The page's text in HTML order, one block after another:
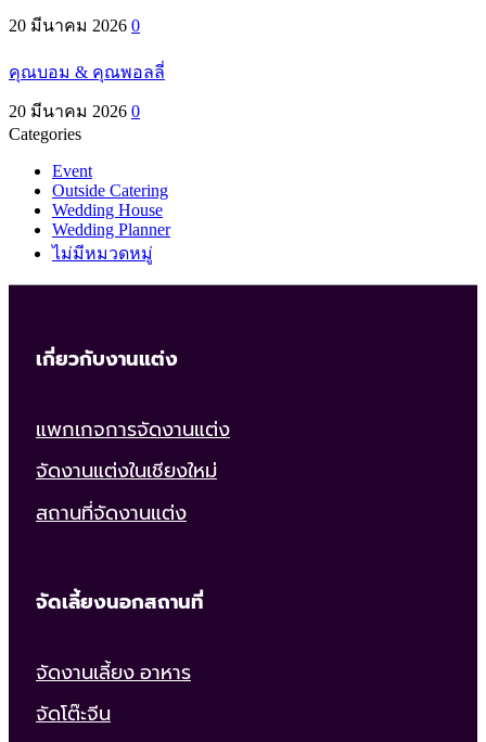
20 มีนาคม 2026 0
คุณบอม & คุณพอลลี่
20 มีนาคม 2026 0
Categories
Event
Outside Catering
Wedding House
Wedding Planner
ไม่มีหมวดหมู่
เกี่ยวกับงานแต่ง
แพกเกจการจัดงานแต่ง
จัดงานแต่งในเชียงใหม่
สถานที่จัดงานแต่ง
จัดเลี้ยงนอกสถานที่
จัดงานเลี้ยง อาหาร
จัดโต๊ะจีน